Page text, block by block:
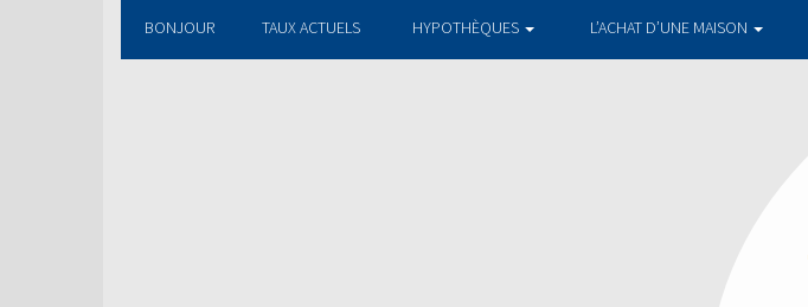
BONJOUR TAUX ACTUELS HYPOTHÈQUES L’ACHAT D’UNE MAISON